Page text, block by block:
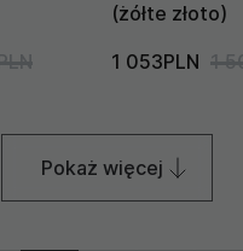
(żółte złoto)
1 053PLN 1
Pokaż więcej